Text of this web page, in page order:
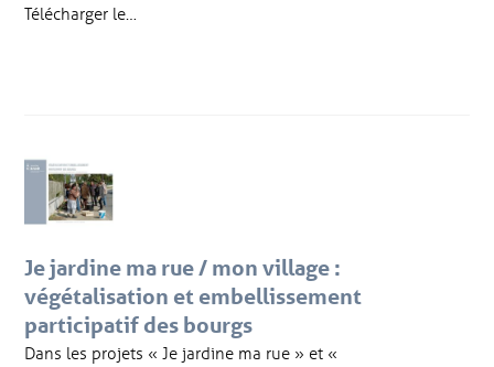
Télécharger le…
Je jardine ma rue / mon village :
végétalisation et embellissement
participatif des bourgs
Dans les projets « Je jardine ma rue » et «